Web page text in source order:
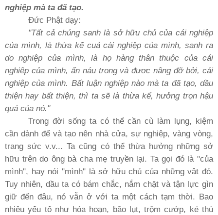
nghiệp mà ta đã tạo.
Ðức Phật dạy:
"Tất cả chúng sanh là sở hữu chủ của cái nghiệp
của mình, là thừa kế cuả cái nghiệp của mình, sanh ra
do nghiệp của mình, là họ hàng thân thuộc của cái
nghiệp của mình, ẩn náu trong và được nâng đỡ bởi, cái
nghiệp của mình. Bất luận nghiệp nào mà ta đã tạo, dầu
thiện hay bất thiện, thì ta sẽ là thừa kế, hưởng trọn hậu
quả của nó."
Trong đời sống ta có thể cần cù làm lụng, kiệm
cần dành để và tạo nên nhà cửa, sự nghiệp, vàng vòng,
trang sức v.v... Ta cũng có thể thừa hưởng những sở
hữu trên do ông bà cha mẹ truyền lại. Ta gọi đó là "của
mình", hay nói "mình" là sở hữu chủ của những vật đó.
Tuy nhiên, dầu ta có bám chắc, nắm chặt và tận lực gìn
giữ đến đâu, nó vẫn ở với ta một cách tạm thời. Bao
nhiêu yếu tố như hỏa hoạn, bão lụt, trộm cướp, kẻ thù